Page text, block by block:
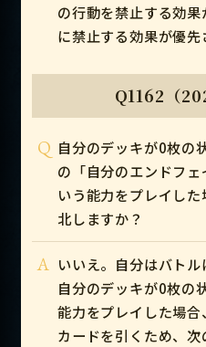
の行動を禁止する効
に禁止する効果が優先
Q1162（
Q 自分のデッキが0枚の
の「自分のエンドフ
いう能力をプレイし
北しますか？
A いいえ。自分はバトル
自分のデッキが0枚の
能力をプレイした場
カードを引くため、